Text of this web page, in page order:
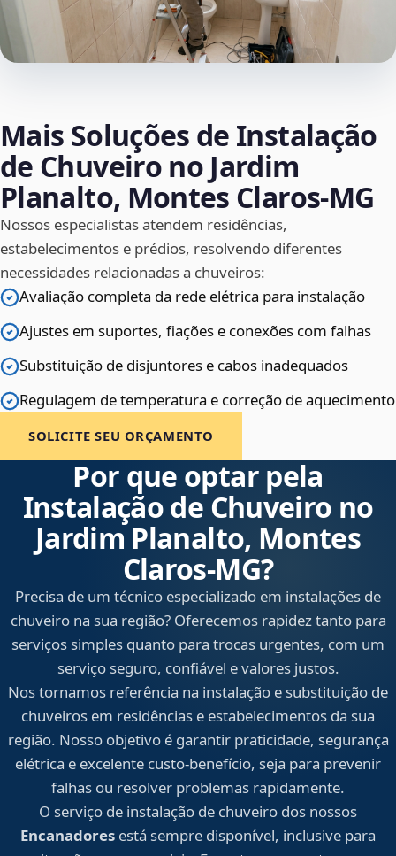
Mais Soluções de Instalação
de Chuveiro no Jardim
Planalto, Montes Claros‑MG
Nossos especialistas atendem residências,
estabelecimentos e prédios, resolvendo diferentes
necessidades relacionadas a chuveiros:
Avaliação completa da rede elétrica para instalação
Ajustes em suportes, fiações e conexões com falhas
Substituição de disjuntores e cabos inadequados
Regulagem de temperatura e correção de aquecimento
SOLICITE SEU ORÇAMENTO
Por que optar pela
Instalação de Chuveiro no
Jardim Planalto, Montes
Claros‑MG?
Precisa de um técnico especializado em instalações de
chuveiro na sua região? Oferecemos rapidez tanto para
serviços simples quanto para trocas urgentes, com um
serviço seguro, confiável e valores justos.
Nos tornamos referência na instalação e substituição de
chuveiros em residências e estabelecimentos da sua
região. Nosso objetivo é garantir praticidade, segurança
elétrica e excelente custo-benefício, seja para prevenir
falhas ou resolver problemas rapidamente.
O serviço de instalação de chuveiro dos nossos
Encanadores está sempre disponível, inclusive para